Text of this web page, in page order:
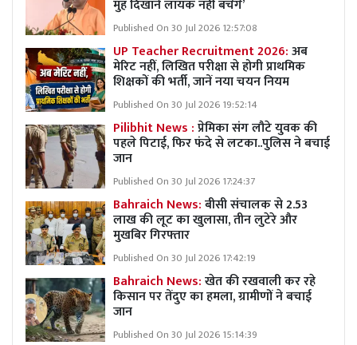
मुंह दिखाने लायक नहीं बचेंगे’
Published On 30 Jul 2026 12:57:08
UP Teacher Recruitment 2026:अब
मेरिट नहीं, लिखित परीक्षा से होगी प्राथमिक
शिक्षकों की भर्ती, जानें नया चयन नियम
Published On 30 Jul 2026 19:52:14
Pilibhit News :प्रेमिका संग लौटे युवक की
पहले पिटाई, फिर फंदे से लटका..पुलिस ने बचाई
जान
Published On 30 Jul 2026 17:24:37
Bahraich News:बीसी संचालक से 2.53
लाख की लूट का खुलासा, तीन लुटेरे और
मुखबिर गिरफ्तार
Published On 30 Jul 2026 17:42:19
Bahraich News:खेत की रखवाली कर रहे
किसान पर तेंदुए का हमला, ग्रामीणों ने बचाई
जान
Published On 30 Jul 2026 15:14:39